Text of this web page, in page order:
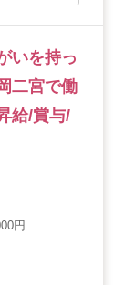
いを持っ
二宮で働
給/賞与/
円